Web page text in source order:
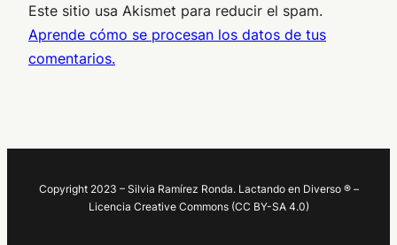
Este sitio usa Akismet para reducir el spam.
Aprende cómo se procesan los datos de tus
comentarios.
Copyright 2023 – Silvia Ramírez Ronda. Lactando en Diverso ® –
Licencia Creative Commons (CC BY-SA 4.0)